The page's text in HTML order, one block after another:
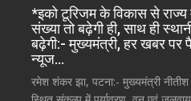
*इको टूरिजम के विकास से
संख्या तो बढ़ेगी ही, साथ ही
बढ़ेगी:- मुख्यमंत्री, हर खबर पर
न्यूज…
रमेश शंकर झा, पटना:- मुख्यमंत्री